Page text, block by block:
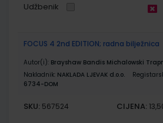
Udžbenik
FOCUS 4 2nd EDITION; radna bilježnica
Autor(i): Brayshaw Bandis Michalowski
Nakladnik: NAKLADA LJEVAK d.o.o.
6734-DOM
SKU: 567524 CIJENA: